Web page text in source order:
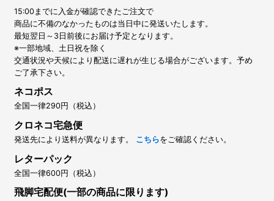
15:00までに入金が確認できたご注文で
商品に不備のなかったものは当日中に発送いたします。
最短翌日～3日前後にお届け予定となります。
※一部地域、土日祝を除く
交通状況や天候により配送に遅れが生じる場合がございます。予め
ご了承下さい。
ネコポス
全国一律290円（税込）
クロネコ宅急便
発送先により送料が異なります。 こちらをご確認ください。
レターパック
全国一律600円（税込）
飛脚宅配便(一部の商品に限ります)